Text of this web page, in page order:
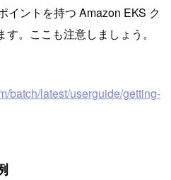
イントを持つ Amazon EKS ク
。ここも注意しましょう。
batch/latest/userguide/getting-